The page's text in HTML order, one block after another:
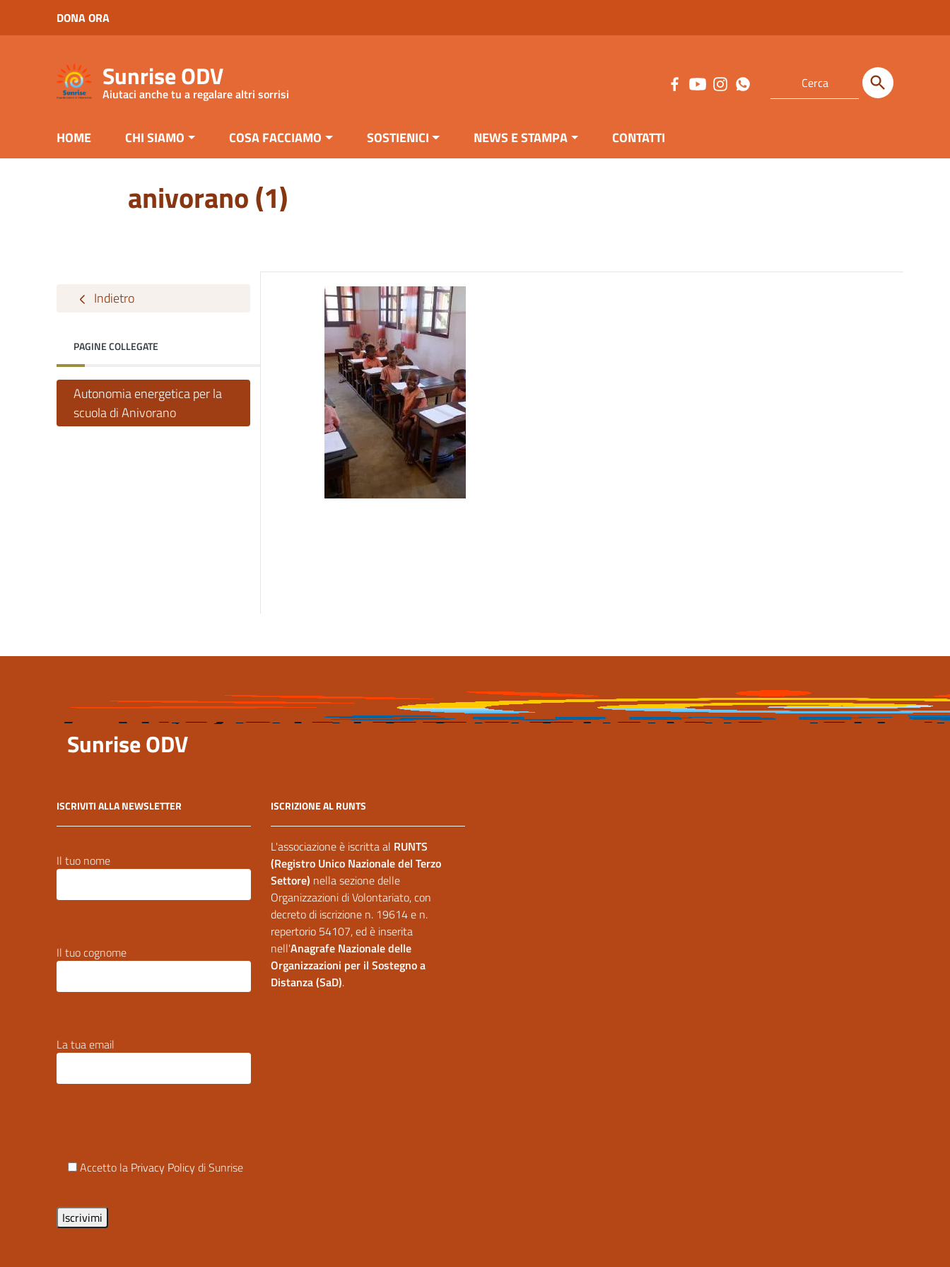
Vai al menu di navigazione
DONA ORA
Sunrise ODV
Aiutaci anche tu a regalare altri sorrisi
HOME CHI SIAMO COSA FACCIAMO SOSTIENICI NEWS E STAMPA CONTATTI
anivorano (1)
Indietro
PAGINE COLLEGATE
Autonomia energetica per la
scuola di Anivorano
Sunrise ODV
ISCRIVITI ALLA NEWSLETTER
Il tuo nome
Il tuo cognome
La tua email
Accetto la Privacy Policy di Sunrise
ISCRIZIONE AL RUNTS
L'associazione è iscritta al RUNTS
(Registro Unico Nazionale del Terzo
Settore) nella sezione delle
Organizzazioni di Volontariato, con
decreto di iscrizione n. 19614 e n.
repertorio 54107, ed è inserita
nell'Anagrafe Nazionale delle
Organizzazioni per il Sostegno a
Distanza (SaD).